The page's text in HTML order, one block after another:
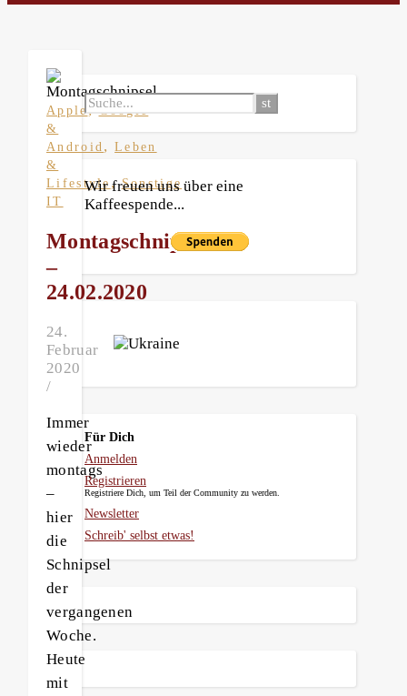
Apple ,Google
&
Android ,Leben
&
Lifestyle ,Sonstige
IT
Montagschnipsel
–
24.02.2020
24.
Februar
2020
/
Immer
wieder
montags
–
hier
die
Schnipsel
der
vergangenen
Woche.
Heute
mit
Wir freuen uns über eine
Kaffeespende...
Für Dich
Anmelden
Registrieren
Registriere Dich, um Teil der Community zu werden.
Newsletter
Schreib' selbst etwas!